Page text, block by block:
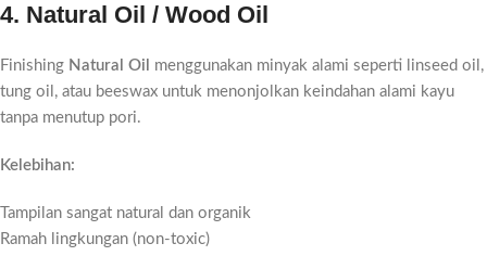
4. Natural Oil / Wood Oil
Finishing Natural Oil
menggunakan minyak alami seperti linseed oil,
tung oil, atau beeswax untuk menonjolkan keindahan alami kayu
tanpa menutup pori.
Kelebihan:
Tampilan sangat natural dan organik
Ramah lingkungan (non-toxic)